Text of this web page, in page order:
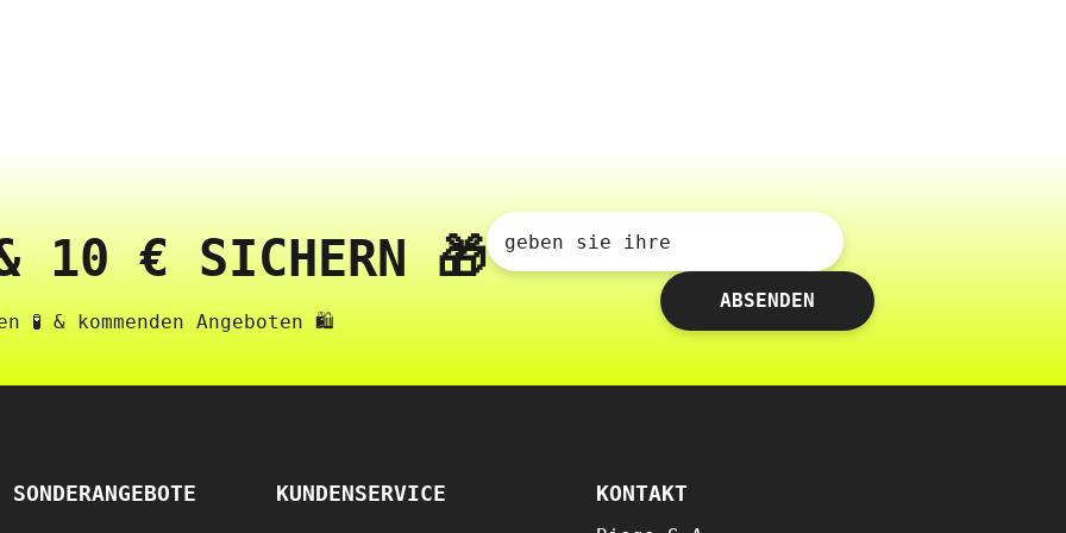
10 € SICHERN 🎁
& kommenden Angeboten 🛍️
geben sie ihre
ABSENDEN
SONDERANGEBOTE KUNDENSERVICE KONTAKT